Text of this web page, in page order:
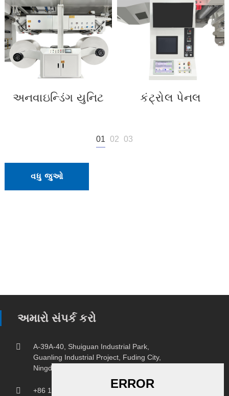
અનવાઇન્ડિંગ યુનિટ કંટ્રોલ પેનલ
01 02 03
વધુ જુઓ
અમારો સંપર્ક કરો
A-39A-40, Shuiguan Industrial Park,
Guanling Industrial Project, Fuding City,
Ningde City, Fujian Province.
+86 18150207107